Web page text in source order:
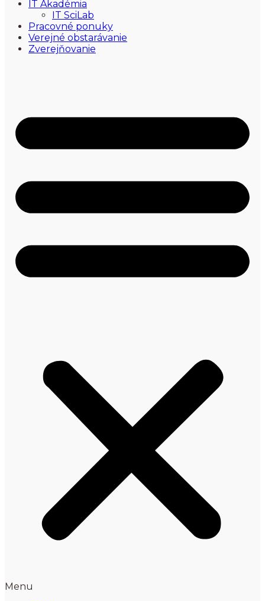
IT Akadémia
IT SciLab
Pracovné ponuky
Verejné obstarávanie
Zverejňovanie
Menu